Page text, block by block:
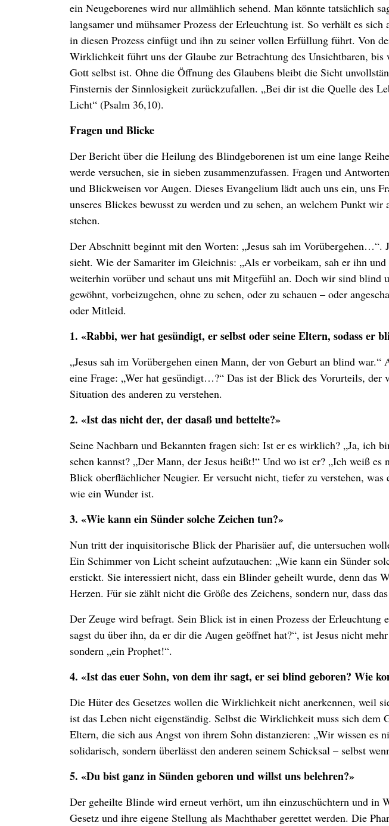
ein Neugeborenes wird nur allmählich sehend. Man könnte tatsächlich
langsamer und mühsamer Prozess der Erleuchtung ist. So verhält es
in diesen Prozess einfügt und ihn zu seiner vollen Erfüllung führt. Von
Wirklichkeit führt uns der Glaube zur Betrachtung des Unsichtbaren,
Gott selbst ist. Ohne die Öffnung des Glaubens bleibt die Sicht
Finsternis der Sinnlosigkeit zurückzufallen. „Bei dir ist die Quelle des
Licht“ (Psalm 36,10).
Fragen und Blicke
Der Bericht über die Heilung des Blindgeborenen ist um eine lange
werde versuchen, sie in sieben zusammenzufassen. Fragen und
und Blickweisen vor Augen. Dieses Evangelium lädt auch uns ein, uns
unseres Blickes bewusst zu werden und zu sehen, an welchem Punkt
stehen.
Der Abschnitt beginnt mit den Worten: „Jesus sah im Vorübergehen…“.
sieht. Wie der Samariter im Gleichnis: „Als er vorbeikam, sah er ihn
weiterhin vorüber und schaut uns mit Mitgefühl an. Doch wir sind blind
gewöhnt, vorbeizugehen, ohne zu sehen, oder zu schauen – oder
oder Mitleid.
1. «Rabbi, wer hat gesündigt, er selbst oder seine Eltern, sodass er
„Jesus sah im Vorübergehen einen Mann, der von Geburt an blind
eine Frage: „Wer hat gesündigt…?“ Das ist der Blick des Vorurteils, der
Situation des anderen zu verstehen.
2. «Ist das nicht der, der dasaß und bettelte?»
Seine Nachbarn und Bekannten fragen sich: Ist er es wirklich? „Ja, ich
sehen kannst? „Der Mann, der Jesus heißt!“ Und wo ist er? „Ich weiß
Blick oberflächlicher Neugier. Er versucht nicht, tiefer zu verstehen, was
wie ein Wunder ist.
3. «Wie kann ein Sünder solche Zeichen tun?»
Nun tritt der inquisitorische Blick der Pharisäer auf, die untersuchen
Ein Schimmer von Licht scheint aufzutauchen: „Wie kann ein Sünder
erstickt. Sie interessiert nicht, dass ein Blinder geheilt wurde, denn das
Herzen. Für sie zählt nicht die Größe des Zeichens, sondern nur, dass
Der Zeuge wird befragt. Sein Blick ist in einen Prozess der Erleuchtung
sagst du über ihn, da er dir die Augen geöffnet hat?“, ist Jesus nicht
sondern „ein Prophet!“.
4. «Ist das euer Sohn, von dem ihr sagt, er sei blind geboren? Wie
Die Hüter des Gesetzes wollen die Wirklichkeit nicht anerkennen, weil
ist das Leben nicht eigenständig. Selbst die Wirklichkeit muss sich dem
Eltern, die sich aus Angst von ihrem Sohn distanzieren: „Wir wissen
solidarisch, sondern überlässt den anderen seinem Schicksal – selbst
5. «Du bist ganz in Sünden geboren und willst uns belehren?»
Der geheilte Blinde wird erneut verhört, um ihn einzuschüchtern und in
Gesetz und ihre eigene Stellung als Machthaber gerettet werden. Die